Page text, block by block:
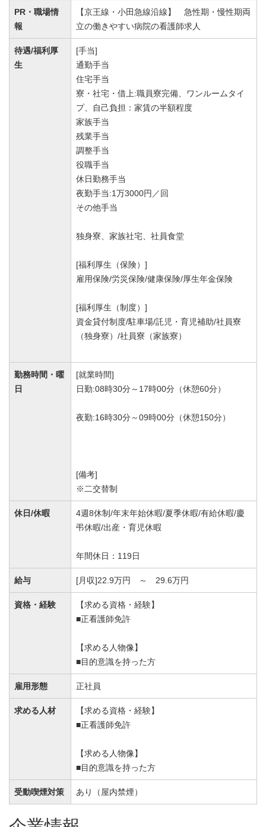
PR・職場情
報
【京王線・小田急線沿線】 急性期・慢性期両
立の働きやすい病院の看護師求人
待遇/福利厚
生
[手当]
通勤手当
住宅手当
寮・社宅・借上:職員寮完備、ワンルームタイ
プ、自己負担：家賃の半額程度
家族手当
残業手当
調整手当
役職手当
休日勤務手当
夜勤手当:1万3000円／回
その他手当
独身寮、家族社宅、社員食堂
[福利厚生（保険）]
雇用保険/労災保険/健康保険/厚生年金保険
[福利厚生（制度）]
資金貸付制度/駐車場/託児・育児補助/社員寮
（独身寮）/社員寮（家族寮）
勤務時間・曜
日
[就業時間]
日勤:08時30分～17時00分（休憩60分）
夜勤:16時30分～09時00分（休憩150分）
[備考]
※二交替制
休日/休暇
4週8休制/年末年始休暇/夏季休暇/有給休暇/慶
弔休暇/出産・育児休暇
年間休日：119日
給与 [月収]22.9万円 ～ 29.6万円
資格・経験
【求める資格・経験】
■正看護師免許
【求める人物像】
■目的意識を持った方
雇用形態 正社員
求める人材
【求める資格・経験】
■正看護師免許
【求める人物像】
■目的意識を持った方
受動喫煙対策 あり（屋内禁煙）